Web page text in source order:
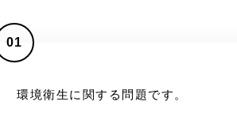
01
環境衛生に関する問題です。